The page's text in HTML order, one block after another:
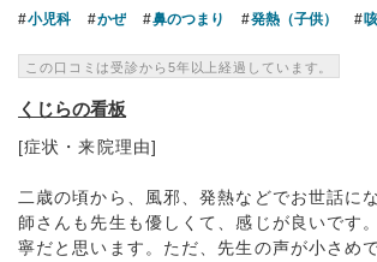
小児科 かぜ 鼻のつまり 発熱（子供）
この口コミは受診から5年以上経過しています。
くじらの看板
[症状・来院理由]
二歳の頃から、風邪、発熱などでお世話に
師さんも先生も優しくて、感じが良いです
寧だと思います。ただ、先生の声が小さめ